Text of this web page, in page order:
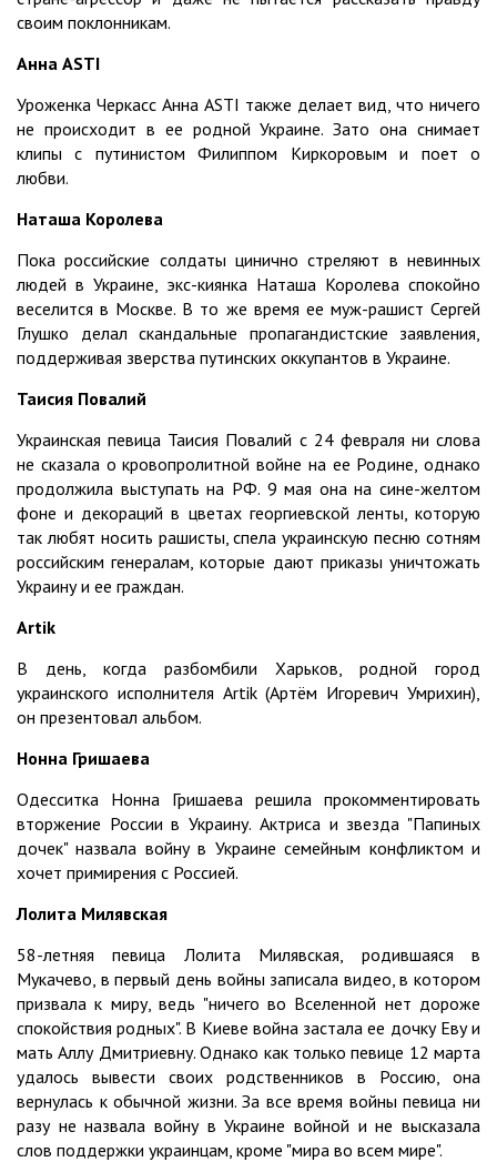
своим поклонникам.
Анна ASTI
Уроженка Черкасс Анна ASTI также делает вид, что ничего
не происходит в ее родной Украине. Зато она снимает
клипы с путинистом Филиппом Киркоровым и поет о
любви.
Наташа Королева
Пока российские солдаты цинично стреляют в невинных
людей в Украине, экс-киянка Наташа Королева спокойно
веселится в Москве. В то же время ее муж-рашист Сергей
Глушко делал скандальные пропагандистские заявления,
поддерживая зверства путинских оккупантов в Украине.
Таисия Повалий
Украинская певица Таисия Повалий с 24 февраля ни слова
не сказала о кровопролитной войне на ее Родине, однако
продолжила выступать на РФ. 9 мая она на сине-желтом
фоне и декораций в цветах георгиевской ленты, которую
так любят носить рашисты, спела украинскую песню сотням
российским генералам, которые дают приказы уничтожать
Украину и ее граждан.
Artik
В день, когда разбомбили Харьков, родной город
украинского исполнителя Artik (Артём Игоревич Умрихин),
он презентовал альбом.
Нонна Гришаева
Одесситка Нонна Гришаева решила прокомментировать
вторжение России в Украину. Актриса и звезда "Папиных
дочек" назвала войну в Украине семейным конфликтом и
хочет примирения с Россией.
Лолита Милявская
58-летняя певица Лолита Милявская, родившаяся в
Мукачево, в первый день войны записала видео, в котором
призвала к миру, ведь "ничего во Вселенной нет дороже
спокойствия родных". В Киеве война застала ее дочку Еву и
мать Аллу Дмитриевну. Однако как только певице 12 марта
удалось вывести своих родственников в Россию, она
вернулась к обычной жизни. За все время войны певица ни
разу не назвала войну в Украине войной и не высказала
слов поддержки украинцам, кроме "мира во всем мире".